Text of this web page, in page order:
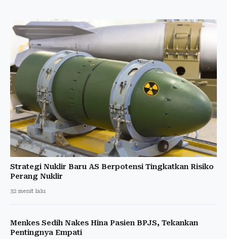
Strategi Nuklir Baru AS Berpotensi Tingkatkan Risiko
Perang Nuklir
32 menit lalu
Menkes Sedih Nakes Hina Pasien BPJS, Tekankan
Pentingnya Empati